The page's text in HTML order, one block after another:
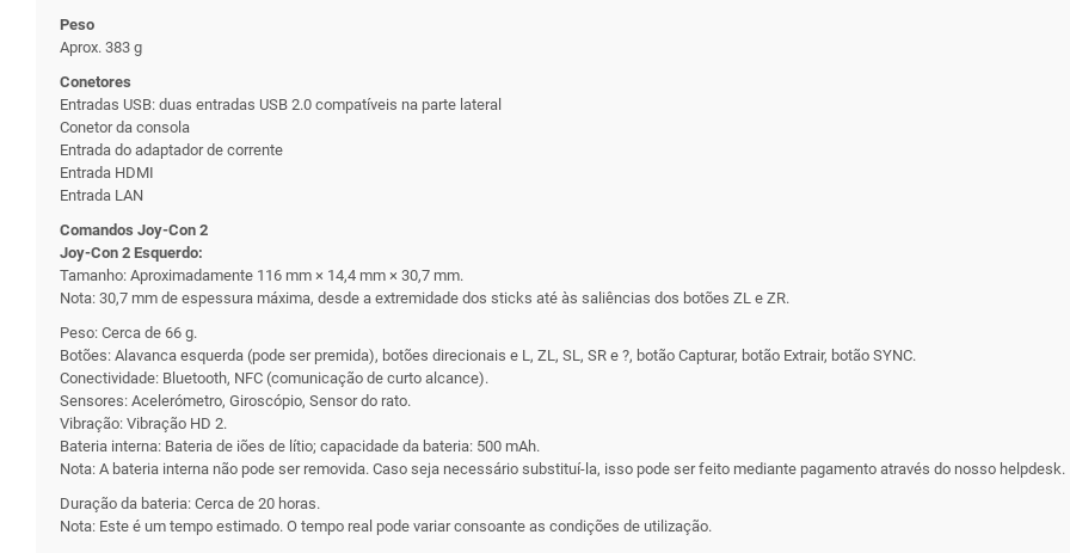
Peso
Aprox. 383 g
Conetores
Entradas USB: duas entradas USB 2.0 compatíveis na parte lateral
Conetor da consola
Entrada do adaptador de corrente
Entrada HDMI
Entrada LAN
Comandos Joy-Con 2
Joy-Con 2 Esquerdo:
Tamanho: Aproximadamente 116 mm × 14,4 mm × 30,7 mm.
Nota: 30,7 mm de espessura máxima, desde a extremidade dos sticks até às saliências dos botões ZL e ZR.
Peso: Cerca de 66 g.
Botões: Alavanca esquerda (pode ser premida), botões direcionais e L, ZL, SL, SR e ?, botão Capturar, botão Extrair, botão SYNC.
Conectividade: Bluetooth, NFC (comunicação de curto alcance).
Sensores: Acelerómetro, Giroscópio, Sensor do rato.
Vibração: Vibração HD 2.
Bateria interna: Bateria de iões de lítio; capacidade da bateria: 500 mAh.
Nota: A bateria interna não pode ser removida. Caso seja necessário substituí-la, isso pode ser feito mediante pagamento através do nosso helpdesk.
Duração da bateria: Cerca de 20 horas.
Nota: Este é um tempo estimado. O tempo real pode variar consoante as condições de utilização.